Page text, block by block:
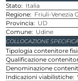
stato
Italia
regione
Friuli-Venezia
provincia
UD
comune
Udine
COLLOCAZIONE SPECIFICA
Tipologia contenitore
Qualificazione
Denominazione
Indicazioni viabilistiche